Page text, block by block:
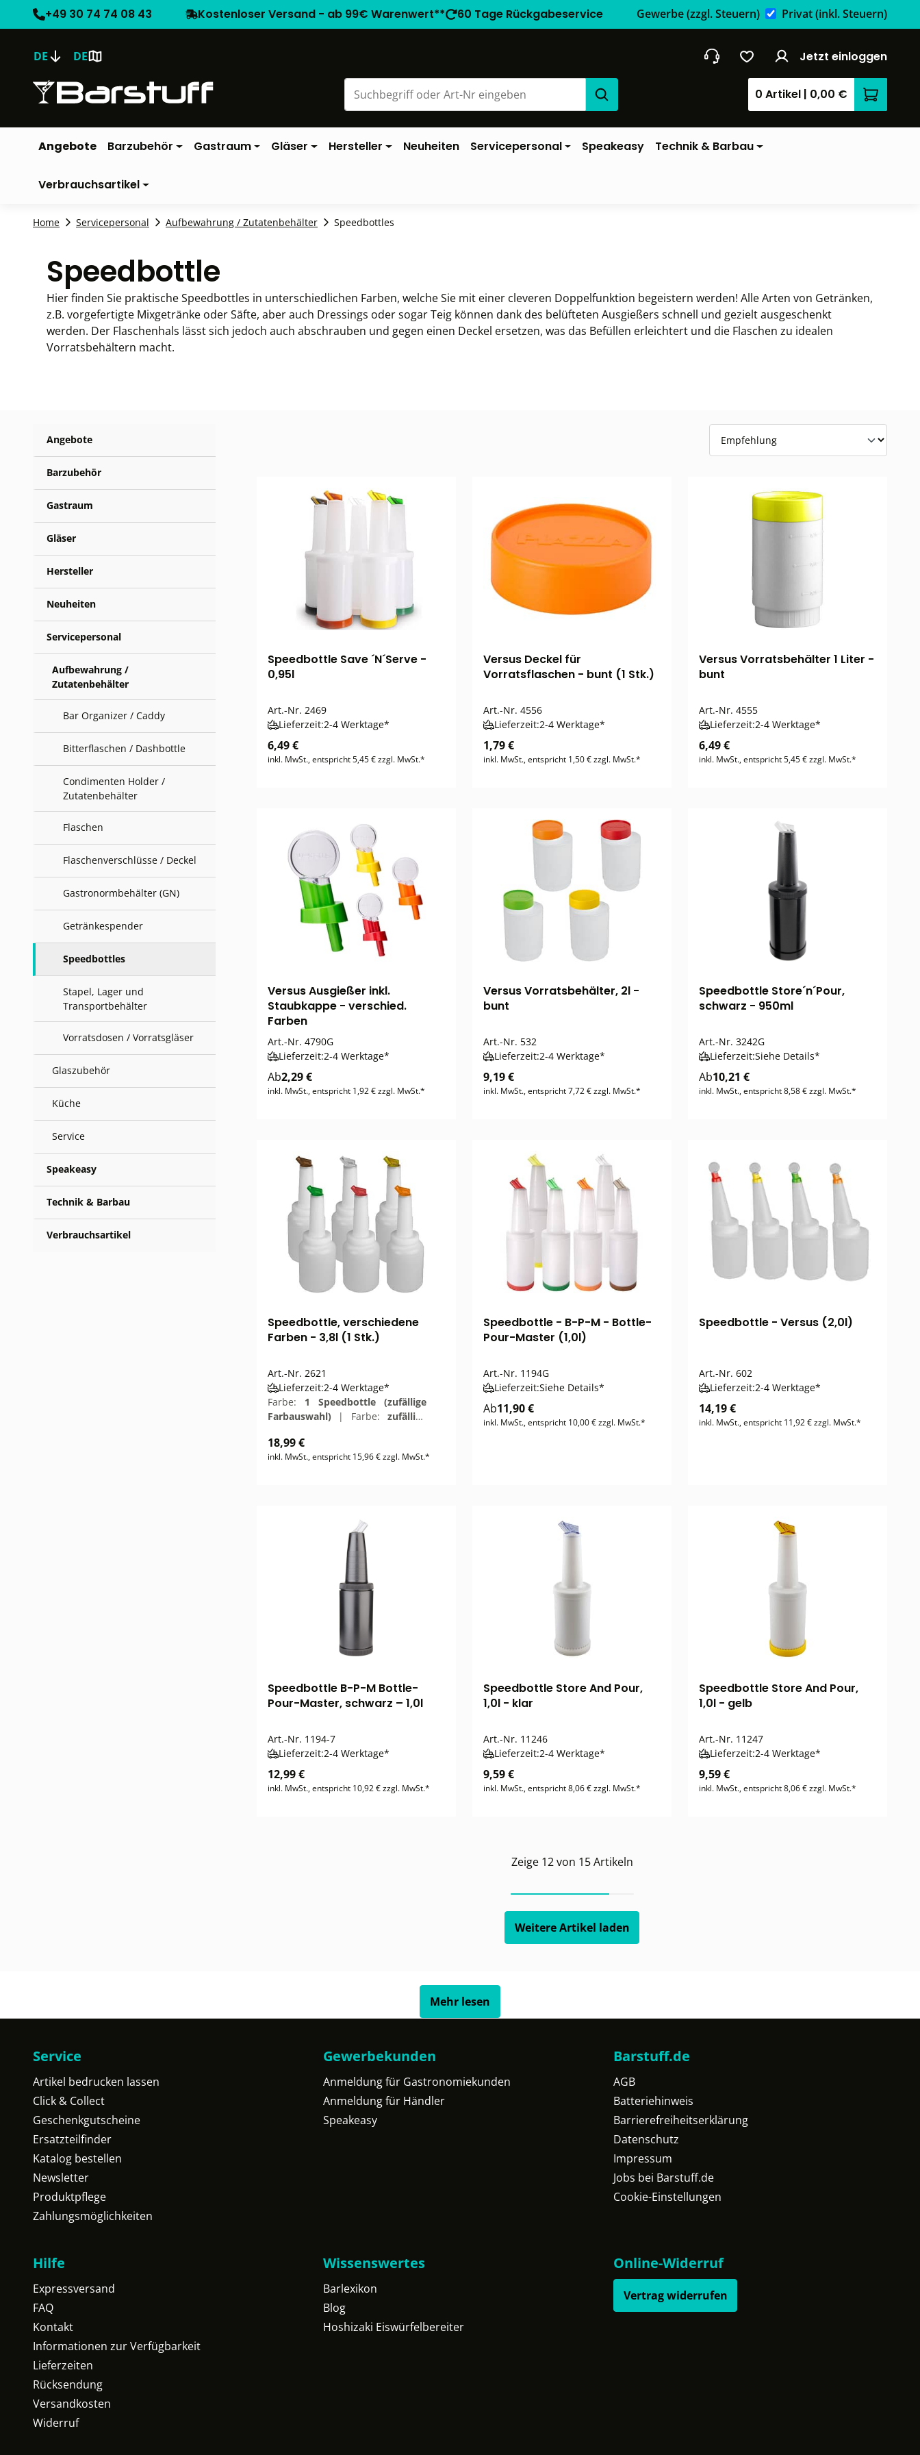
+49 30 74 74 08 43 Kostenloser Versand - ab 99€ Warenwert** 60 Tage Rückgabeservice Gewerbe(zzgl. Steuern) Privat(inkl. Steuern)
DE DE Jetzt einloggen
0 Artikel | 0,00 €
Angebote Barzubehör Gastraum Gläser Hersteller Neuheiten Servicepersonal Speakeasy Technik & Barbau
Verbrauchsartikel
Home Servicepersonal Aufbewahrung / Zutatenbehälter Speedbottles
Speedbottle
Hier finden Sie praktische Speedbottles in unterschiedlichen Farben, welche Sie mit einer cleveren Doppelfunktion begeistern werden! Alle Arten von Getränken,
z.B. vorgefertigte Mixgetränke oder Säfte, aber auch Dressings oder sogar Teig können dank des belüfteten Ausgießers schnell und gezielt ausgeschenkt
werden. Der Flaschenhals lässt sich jedoch auch abschrauben und gegen einen Deckel ersetzen, was das Befüllen erleichtert und die Flaschen zu idealen
Vorratsbehältern macht.
Angebote
Barzubehör
Gastraum
Gläser
Hersteller
Neuheiten
Servicepersonal
Aufbewahrung /
Zutatenbehälter
Bar Organizer / Caddy
Bitterflaschen / Dashbottle
Condimenten Holder /
Zutatenbehälter
Flaschen
Flaschenverschlüsse / Deckel
Gastronormbehälter (GN)
Getränkespender
Speedbottles
Stapel, Lager und
Transportbehälter
Vorratsdosen / Vorratsgläser
Glaszubehör
Küche
Service
Speakeasy
Technik & Barbau
Verbrauchsartikel
Speedbottle Save ´N´Serve -
0,95l
Art.-Nr. 2469
Lieferzeit:2-4 Werktage*
6,49 €
inkl. MwSt., entspricht 5,45 € zzgl. MwSt.*
Versus Deckel für
Vorratsflaschen - bunt (1 Stk.)
Art.-Nr. 4556
Lieferzeit:2-4 Werktage*
1,79 €
inkl. MwSt., entspricht 1,50 € zzgl. MwSt.*
Versus Vorratsbehälter 1 Liter -
bunt
Art.-Nr. 4555
Lieferzeit:2-4 Werktage*
6,49 €
inkl. MwSt., entspricht 5,45 € zzgl. MwSt.*
Versus Ausgießer inkl.
Staubkappe - verschied.
Farben
Art.-Nr. 4790G
Lieferzeit:2-4 Werktage*
Ab2,29 €
inkl. MwSt., entspricht 1,92 € zzgl. MwSt.*
Versus Vorratsbehälter, 2l -
bunt
Art.-Nr. 532
Lieferzeit:2-4 Werktage*
9,19 €
inkl. MwSt., entspricht 7,72 € zzgl. MwSt.*
Speedbottle Store´n´Pour,
schwarz - 950ml
Art.-Nr. 3242G
Lieferzeit:Siehe Details*
Ab10,21 €
inkl. MwSt., entspricht 8,58 € zzgl. MwSt.*
Speedbottle, verschiedene
Farben - 3,8l (1 Stk.)
Art.-Nr. 2621
Lieferzeit:2-4 Werktage*
Farbe: 1 Speedbottle (zufällige
Farbauswahl)
| Farbe: zufällige
18,99 €
inkl. MwSt., entspricht 15,96 € zzgl. MwSt.*
Speedbottle - B-P-M - Bottle-
Pour-Master (1,0l)
Art.-Nr. 1194G
Lieferzeit:Siehe Details*
Ab11,90 €
inkl. MwSt., entspricht 10,00 € zzgl. MwSt.*
Speedbottle - Versus (2,0l)
Art.-Nr. 602
Lieferzeit:2-4 Werktage*
14,19 €
inkl. MwSt., entspricht 11,92 € zzgl. MwSt.*
Speedbottle B-P-M Bottle-
Pour-Master, schwarz – 1,0l
Art.-Nr. 1194-7
Lieferzeit:2-4 Werktage*
12,99 €
inkl. MwSt., entspricht 10,92 € zzgl. MwSt.*
Speedbottle Store And Pour,
1,0l - klar
Art.-Nr. 11246
Lieferzeit:2-4 Werktage*
9,59 €
inkl. MwSt., entspricht 8,06 € zzgl. MwSt.*
Speedbottle Store And Pour,
1,0l - gelb
Art.-Nr. 11247
Lieferzeit:2-4 Werktage*
9,59 €
inkl. MwSt., entspricht 8,06 € zzgl. MwSt.*
Zeige 12von 15Artikeln
Weitere Artikel laden
Mehr lesen
Service
Artikel bedrucken lassen
Click & Collect
Geschenkgutscheine
Ersatzteilfinder
Katalog bestellen
Newsletter
Produktpflege
Zahlungsmöglichkeiten
Gewerbekunden
Anmeldung für Gastronomiekunden
Anmeldung für Händler
Speakeasy
Barstuff.de
AGB
Batteriehinweis
Barrierefreiheitserklärung
Datenschutz
Impressum
Jobs bei Barstuff.de
Cookie-Einstellungen
Hilfe
Expressversand
FAQ
Kontakt
Informationen zur Verfügbarkeit
Lieferzeiten
Rücksendung
Versandkosten
Widerruf
Wissenswertes
Barlexikon
Blog
Hoshizaki Eiswürfelbereiter
Online-Widerruf
Vertrag widerrufen